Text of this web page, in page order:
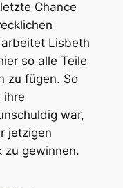
Chance
Lisbeth
so alle Teile
zu fügen. So
ihre
war,
jetzigen
zu gewinnen.